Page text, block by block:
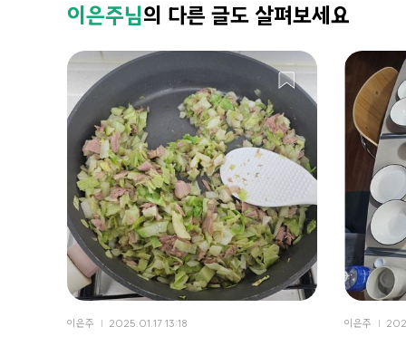
이은주님의 다른 글도 살펴보세요
이은주 2025.01.17 13:18 이은주